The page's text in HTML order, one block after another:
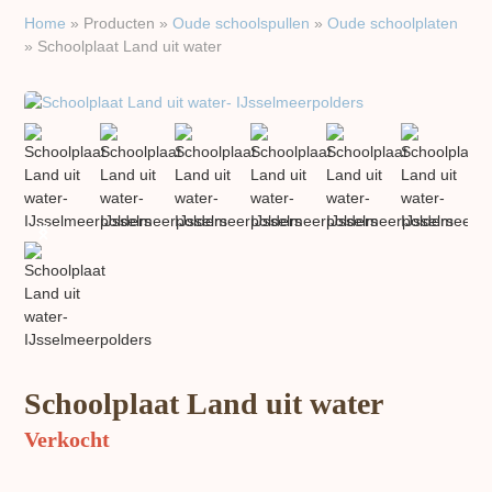
Home » Producten »Oude schoolspullen »Oude schoolplaten
» Schoolplaat Land uit water
previous
next
Schoolplaat Land uit water
Verkocht